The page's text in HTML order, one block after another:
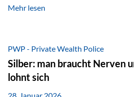
starken Anstiegen. Diese verändern
von geopolitischen Spannungen,
Geldmenge sowie strukturellen
Kapitalmärkten geprägt ist, bleibt
Nicht, weil…
Mehr lesen
PWP - Private Wealth Police
Silber: man braucht Nerven
lohnt sich